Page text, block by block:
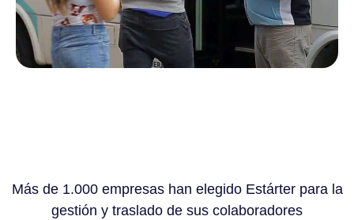
Más de 1.000 empresas han elegido Estárter para la
gestión y traslado de sus colaboradores